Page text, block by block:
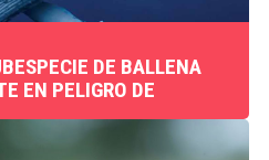
DE BALLENA
EN PELIGRO DE